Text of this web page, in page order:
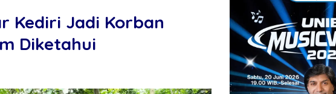
Kediri Jadi Korban
Diketahui